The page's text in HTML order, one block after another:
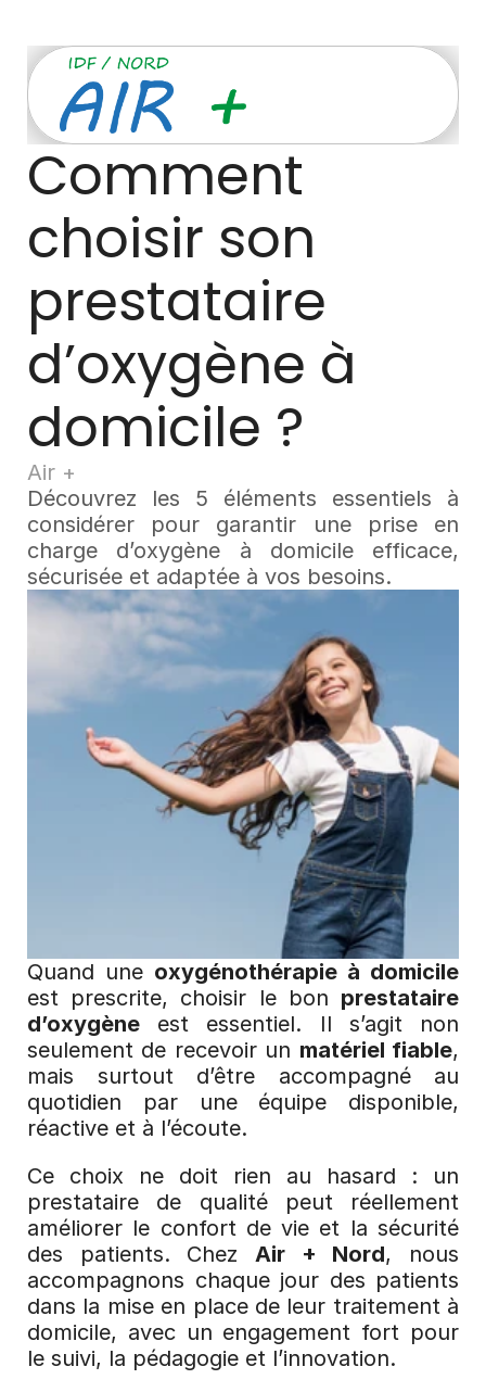
Comment
choisir son
prestataire
d’oxygène à
domicile ?
Air +
Découvrez les 5 éléments essentiels à
considérer pour garantir une prise en
charge d’oxygène à domicile efficace,
sécurisée et adaptée à vos besoins.
Quand une oxygénothérapie à domicile
est prescrite, choisir le bon prestataire
d’oxygène est essentiel. Il s’agit non
seulement de recevoir un matériel fiable,
mais surtout d’être accompagné au
quotidien par une équipe disponible,
réactive et à l’écoute.
Ce choix ne doit rien au hasard : un
prestataire de qualité peut réellement
améliorer le confort de vie et la sécurité
des patients. Chez Air + Nord, nous
accompagnons chaque jour des patients
dans la mise en place de leur traitement à
domicile, avec un engagement fort pour
le suivi, la pédagogie et l’innovation.